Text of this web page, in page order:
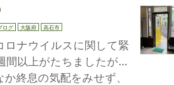
ログ 大阪府 高石市
ナウイルスに関して緊
間以上がたちましたが…
終息の気配をみせず、